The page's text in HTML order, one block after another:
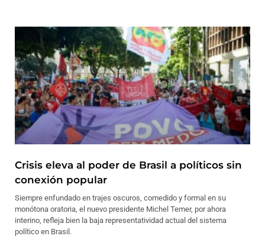
Crisis eleva al poder de Brasil a políticos sin
conexión popular
Siempre enfundado en trajes oscuros, comedido y formal en su
monótona oratoria, el nuevo presidente Michel Temer, por ahora
interino, refleja bien la baja representatividad actual del sistema
político en Brasil.